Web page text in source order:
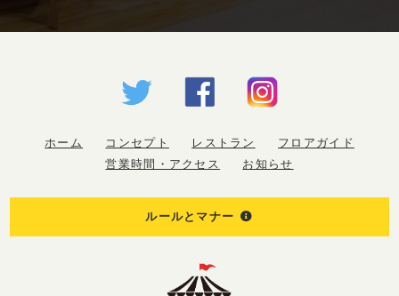
ホーム コンセプト レストラン
フロアガイド
営業時間・アクセス
お知らせ
ルールとマナー